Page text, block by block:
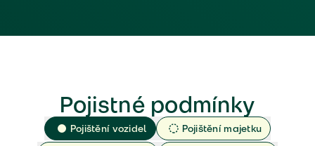
Pojistné podmínky
Pojištění vozidel
Pojištění majetku